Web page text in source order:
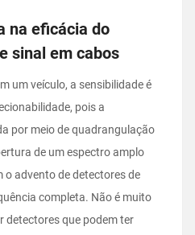
na eficácia do
sinal em cabos
um veículo, a sensibilidade é
pois a
por meio de quadrangulação
de um espectro amplo
advento de detectores de
completa. Não é muito
detectores que podem ter